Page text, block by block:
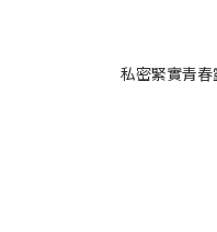
私密緊實青